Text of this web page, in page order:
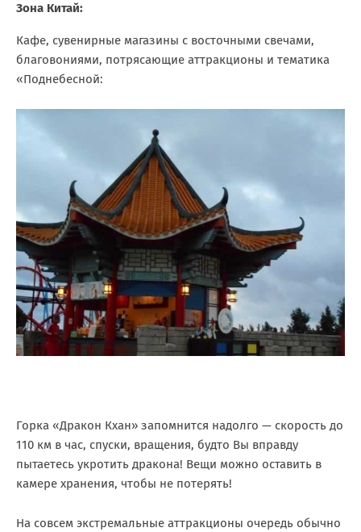
Зона Китай:
Кафе, сувенирные магазины с восточными свечами,
благовониями, потрясающие аттракционы и тематика
«Поднебесной:
Горка «Дракон Кхан» запомнится надолго — скорость до
110 км в час, спуски, вращения, будто Вы вправду
пытаетесь укротить дракона! Вещи можно оставить в
камере хранения, чтобы не потерять!
На совсем экстремальные аттракционы очередь обычно